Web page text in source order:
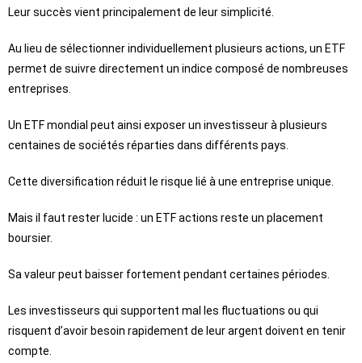
Leur succès vient principalement de leur simplicité.
Au lieu de sélectionner individuellement plusieurs actions, un ETF
permet de suivre directement un indice composé de nombreuses
entreprises.
Un ETF mondial peut ainsi exposer un investisseur à plusieurs
centaines de sociétés réparties dans différents pays.
Cette diversification réduit le risque lié à une entreprise unique.
Mais il faut rester lucide : un ETF actions reste un placement
boursier.
Sa valeur peut baisser fortement pendant certaines périodes.
Les investisseurs qui supportent mal les fluctuations ou qui
risquent d’avoir besoin rapidement de leur argent doivent en tenir
compte.